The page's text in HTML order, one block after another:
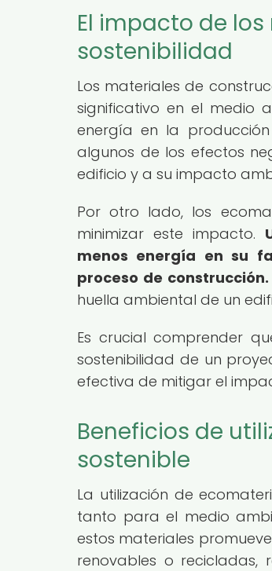
El impacto de
sostenibilidad
Los materiales de
significativo en el medio
energía en la
algunos de los efectos
edificio y a su impacto
Por otro lado, los
minimizar este impacto.
menos energía en su
proceso de construcción.
huella ambiental de un
Es crucial comprender
sostenibilidad de un
efectiva de mitigar el
Beneficios de
sostenible
La utilización de
tanto para el medio
estos materiales
renovables o recicladas,